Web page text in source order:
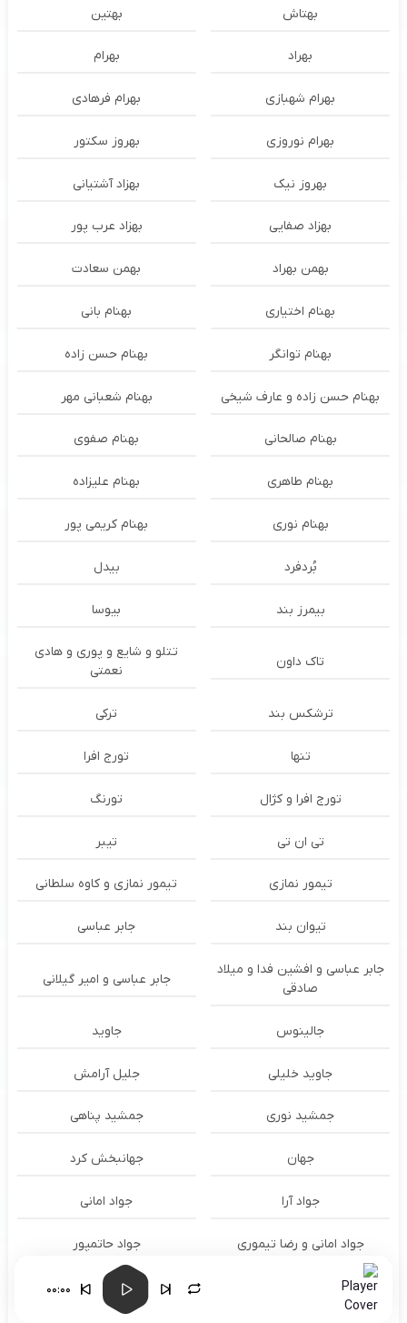
بهتاش بهتین
بهراد بهرام
بهرام شهبازی بهرام فرهادی
بهرام نوروزی بهروز سکتور
بهروز نیک بهزاد آشتیانی
بهزاد صفایی بهزاد عرب پور
بهمن بهراد بهمن سعادت
بهنام اختیاری بهنام بانی
بهنام توانگر بهنام حسن زاده
بهنام حسن زاده و عارف شیخی بهنام شعبانی مهر
بهنام صالحانی بهنام صفوی
بهنام طاهری بهنام علیزاده
بهنام نوری بهنام کریمی پور
بُردفرد بیدل
بیمرز بند بیوسا
تاک داون
تتلو و شایع و پوری و هادی
نعمتی
ترشكس بند ترکی
تنها تورج افرا
تورج افرا و کژال تورنگ
تی ان تی تیبر
تیمور نمازی تیمور نمازی و کاوه سلطانی
تیوان بند جابر عباسی
جابر عباسی و افشین فدا و میلاد
صادقی
جابر عباسی و امیر گیلانی
جالینوس جاوید
جاوید خلیلی جلیل آرامش
جمشید نوری جمشید پناهی
جهان جهانبخش کرد
جواد آرا جواد امانی
جواد امانی و رضا تیموری جواد حاتمپور
جواد رمضانی 00:00